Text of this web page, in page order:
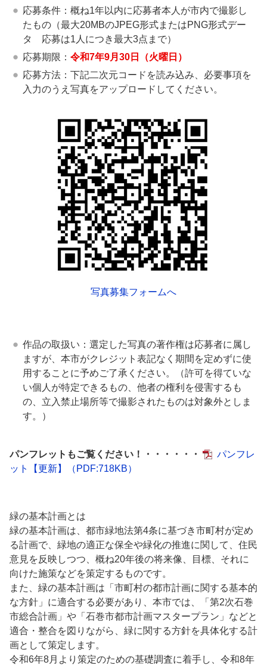
応募条件：概ね1年以内に応募者本人が市内で撮影し
たもの（最大20MBのJPEG形式またはPNG形式デー
タ 応募は1人につき最大3点まで）
応募期限： 令和7年9月30日（火曜日）
応募方法：下記二次元コードを読み込み、必要事項を
入力のうえ写真をアップロードしてください。
写真募集フォームへ
作品の取扱い：選定した写真の著作権は応募者に属し
ますが、本市がクレジット表記なく期間を定めずに使
用することに予めご了承ください。（許可を得ていな
い個人が特定できるもの、他者の権利を侵害するも
の、立入禁止場所等で撮影されたものは対象外としま
す。）
パンフレットもご覧ください！・・・・・・
パンフレ
ット【更新】
（PDF:718KB）
緑の基本計画とは
緑の基本計画は、都市緑地法第4条に基づき市町村が定め
る計画で、緑地の適正な保全や緑化の推進に関して、住民
意見を反映しつつ、概ね20年後の将来像、目標、それに
向けた施策などを策定するものです。
また、緑の基本計画は「市町村の都市計画に関する基本的
な方針」に適合する必要があり、本市では、「第2次石巻
市総合計画」や「石巻市都市計画マスタープラン」などと
適合・整合を図りながら、緑に関する方針を具体化する計
画として策定します。
令和6年8月より策定のための基礎調査に着手し、令和8年